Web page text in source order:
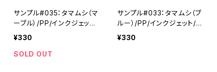
サンプル#035：タマムシ（マ
ーブル）/PP/インクジェット/
緑セパ
¥330
SOLD OUT
サンプル#033：タマムシ（ブ
ルー）/PP/インクジェット/緑
セパ
¥330